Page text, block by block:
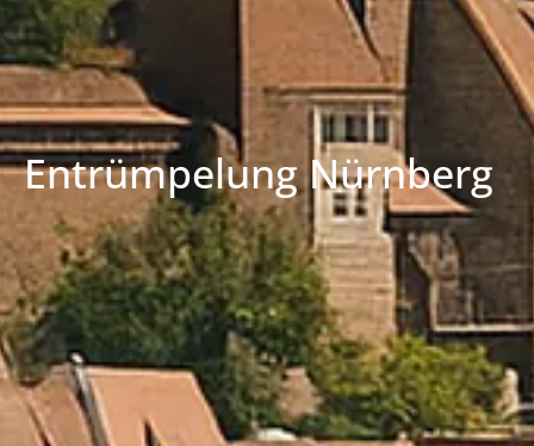
Entrümpelung Nürnberg